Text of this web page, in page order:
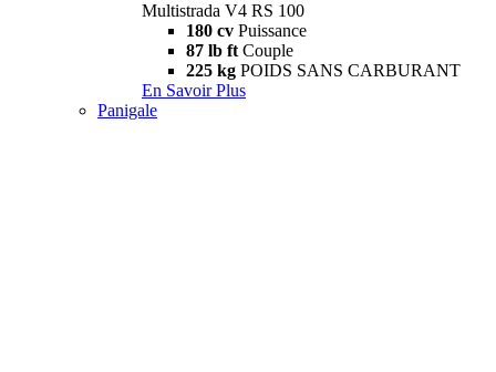
Multistrada V4 RS 100
180 cv Puissance
87 lb ft Couple
225 kg POIDS SANS CARBURANT
En Savoir Plus
Panigale